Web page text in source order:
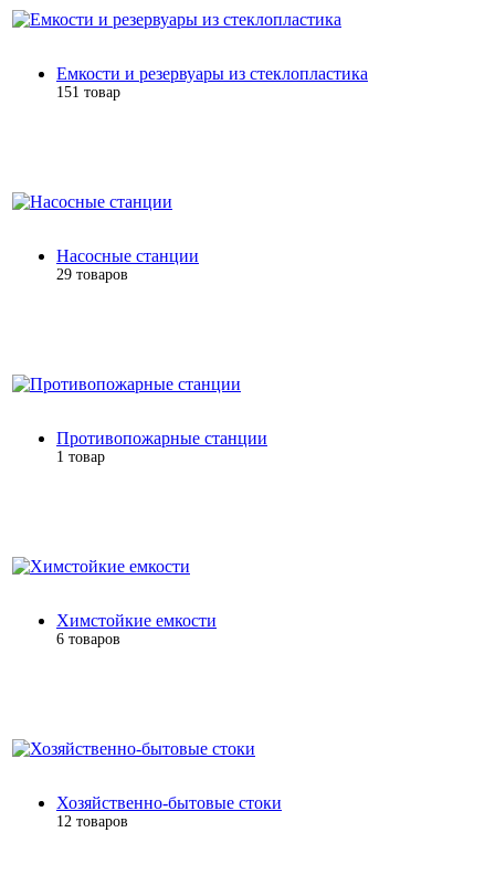
Емкости и резервуары из стеклопластика
151 товар
Насосные станции
29 товаров
Противопожарные станции
1 товар
Химстойкие емкости
6 товаров
Хозяйственно-бытовые стоки
12 товаров